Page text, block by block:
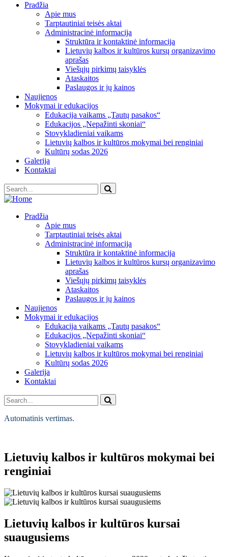
Pradžia
Apie mus
Tarptautiniai teisės aktai
Administracinė informacija
Struktūra ir kontaktinė informacija
Lietuvių kalbos ir kultūros kursų organizavimo
aprašas
Viešųjų pirkimų taisyklės
Ataskaitos
Paslaugos ir jų kainos
Naujienos
Mokymai ir edukacijos
Edukacija vaikams „Tautų pasakos“
Edukacijos „Nepažinti skoniai“
Stovykladieniai vaikams
Lietuvių kalbos ir kultūros mokymai bei renginiai
Kultūrų sodas 2026
Galerija
Kontaktai
Pradžia
Apie mus
Tarptautiniai teisės aktai
Administracinė informacija
Struktūra ir kontaktinė informacija
Lietuvių kalbos ir kultūros kursų organizavimo
aprašas
Viešųjų pirkimų taisyklės
Ataskaitos
Paslaugos ir jų kainos
Naujienos
Mokymai ir edukacijos
Edukacija vaikams „Tautų pasakos“
Edukacijos „Nepažinti skoniai“
Stovykladieniai vaikams
Lietuvių kalbos ir kultūros mokymai bei renginiai
Kultūrų sodas 2026
Galerija
Kontaktai
Automatinis vertimas.
Lietuvių kalbos ir kultūros mokymai bei
renginiai
Lietuvių kalbos ir kultūros kursai
suaugusiems